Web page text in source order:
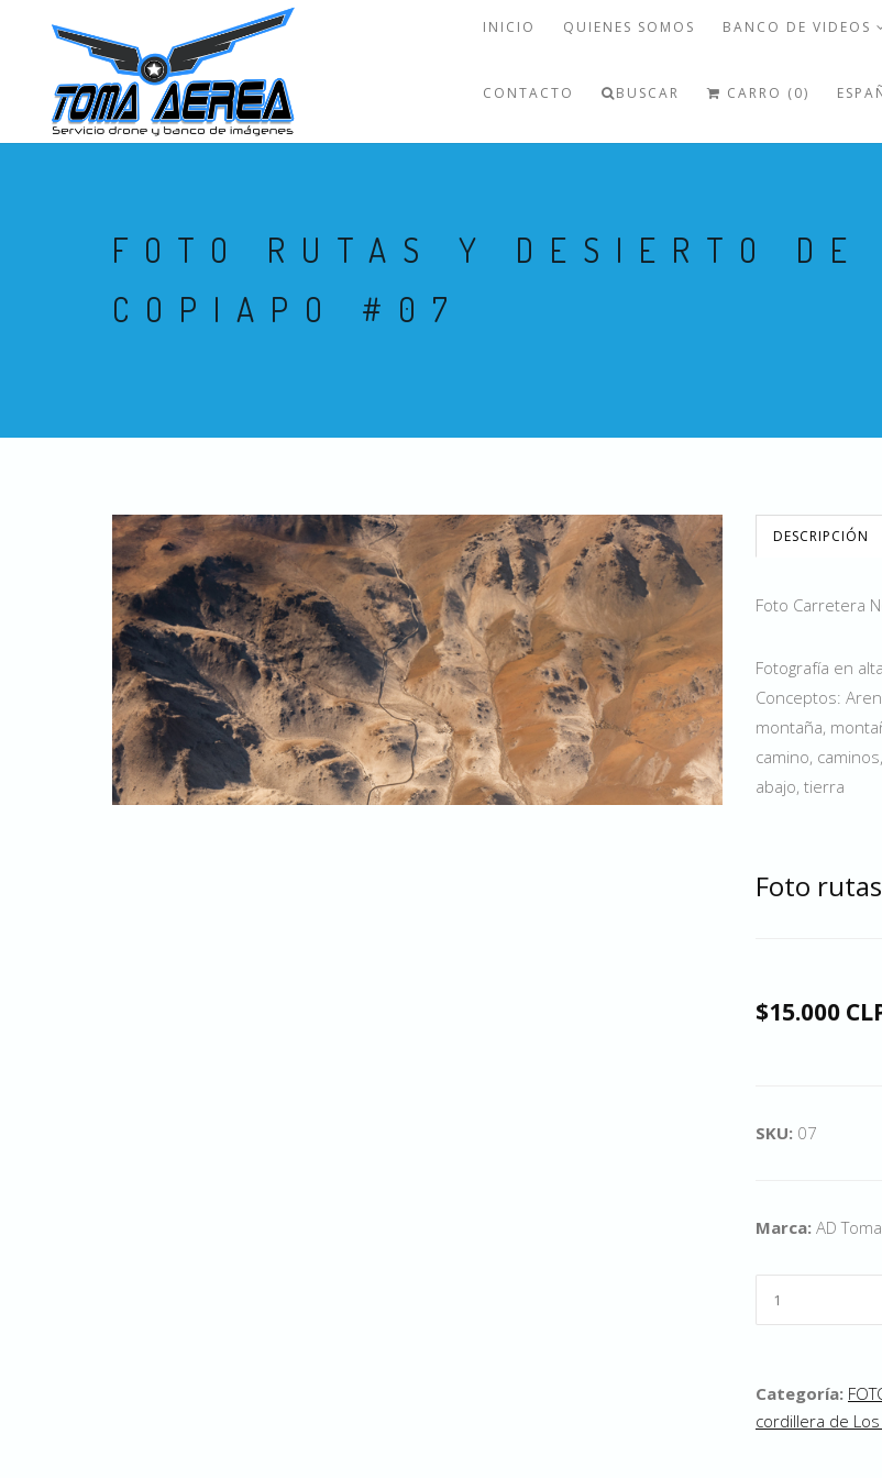
INICIO QUIENES SOMOS BANCO DE VIDEOS
CONTACTO BUSCAR CARRO (0)
FOTO RUTAS Y DESIERTO DE
COPIAPO #07
DESCRIPCIÓN
Foto Carretera
Fotografía en
Conceptos:
montaña,
camino,
abajo, tierra
Foto
$15.000
SKU: 07
Marca: AD
Categoría:
cordillera de